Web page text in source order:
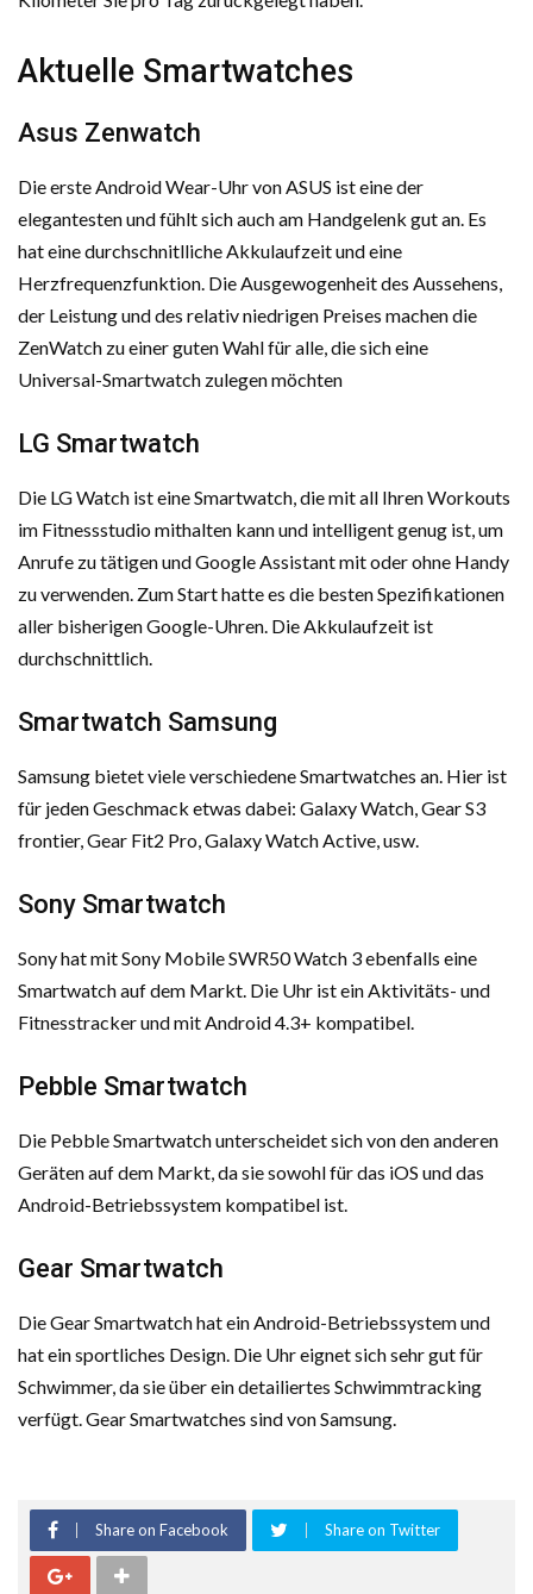
Aktuelle Smartwatches
Asus Zenwatch
Die erste Android Wear-Uhr von ASUS ist eine der
elegantesten und fühlt sich auch am Handgelenk gut an. Es
hat eine durchschnitlliche Akkulaufzeit und eine
Herzfrequenzfunktion. Die Ausgewogenheit des Aussehens,
der Leistung und des relativ niedrigen Preises machen die
ZenWatch zu einer guten Wahl für alle, die sich eine
Universal-Smartwatch zulegen möchten
LG Smartwatch
Die LG Watch ist eine Smartwatch, die mit all Ihren Workouts
im Fitnessstudio mithalten kann und intelligent genug ist, um
Anrufe zu tätigen und Google Assistant mit oder ohne Handy
zu verwenden. Zum Start hatte es die besten Spezifikationen
aller bisherigen Google-Uhren. Die Akkulaufzeit ist
durchschnittlich.
Smartwatch Samsung
Samsung bietet viele verschiedene Smartwatches an. Hier ist
für jeden Geschmack etwas dabei: Galaxy Watch, Gear S3
frontier, Gear Fit2 Pro, Galaxy Watch Active, usw.
Sony Smartwatch
Sony hat mit Sony Mobile SWR50 Watch 3 ebenfalls eine
Smartwatch auf dem Markt. Die Uhr ist ein Aktivitäts- und
Fitnesstracker und mit Android 4.3+ kompatibel.
Pebble Smartwatch
Die Pebble Smartwatch unterscheidet sich von den anderen
Geräten auf dem Markt, da sie sowohl für das iOS und das
Android-Betriebssystem kompatibel ist.
Gear Smartwatch
Die Gear Smartwatch hat ein Android-Betriebssystem und
hat ein sportliches Design. Die Uhr eignet sich sehr gut für
Schwimmer, da sie über ein detailiertes Schwimmtracking
verfügt. Gear Smartwatches sind von Samsung.
Share on Facebook Share on Twitter